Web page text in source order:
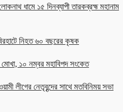
ধামে ১৫ দিনব্যাপী তারকব্রহ্ম মহানাম
নিহত ৬০ বছরের কৃষক
১০ নম্বর মহাবিপদ সংকেত
লীগের নেতৃবৃন্দের সাথে মতবিনিময় সভা